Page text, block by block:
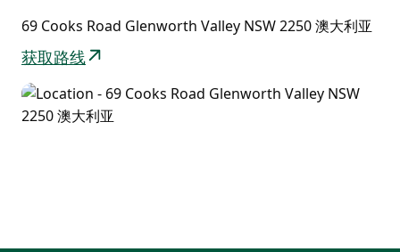
69 Cooks Road Glenworth Valley NSW 2250 澳大利亚
获取路线